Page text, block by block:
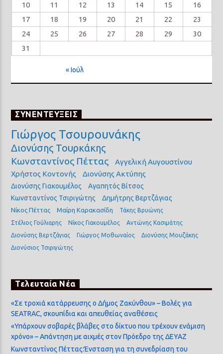
10
11 12 13 14 15
16
17
18 19 20 21 22
23
24
25 26 27 28 29
30
31
« Ιούλ
ΣΥΝΕΝΤΕΥΞΕΙΣ
Γιώργος Τσουρουνάκης
Διονύσης Τουρκάκης
Κωνσταντίνος Πέττας
Αγγελική Αυγουστίνου
Χρήστος Κοντονής
Διονύσης Ακτύπης
Διονύσης Γιακουμέλος
Αγαπητός Βίτσος
Κωνσταντίνος Τσιριγώτης
Δημήτρης Βερτζάγιας
Νίκος Πέττας Μαίρη Καρακασίδη
Τάκης Βρυώνης
Στέλιος Γούλιαρης
Νίκος Γιακουμέλος
Αντώνης Κασιμάτης
Διονύσης Βερτζάγιας
Γιώργος Μοθωναίος
Διονύσης Μουζάκης
Διονύσιος Τσιριγώτης
Τελευταία Νέα
«Σε τροχιά κατάρρευσης ο Δήμος Ζακύνθου» – Βολές για
SEATRAC, σκουπίδια και απευθείας αναθέσεις
«Υπάρχουν σοβαρές βλάβες στο δίκτυο που τρέχουν ενάμιση
χρόνο» – Απάντηση με αιχμές στον Πρόεδρο της ΔΕΥΑΖ
Κωνσταντίνος Πέττας:Ένσταση για τη συνεδρίαση του